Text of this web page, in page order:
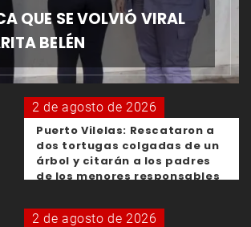
QUE SE VOLVIÓ VIRAL
BELÉN
2 de agosto de 2026
Puerto Vilelas: Rescataron a
dos tortugas colgadas de un
árbol y citarán a los padres
de los menores responsables
2 de agosto de 2026